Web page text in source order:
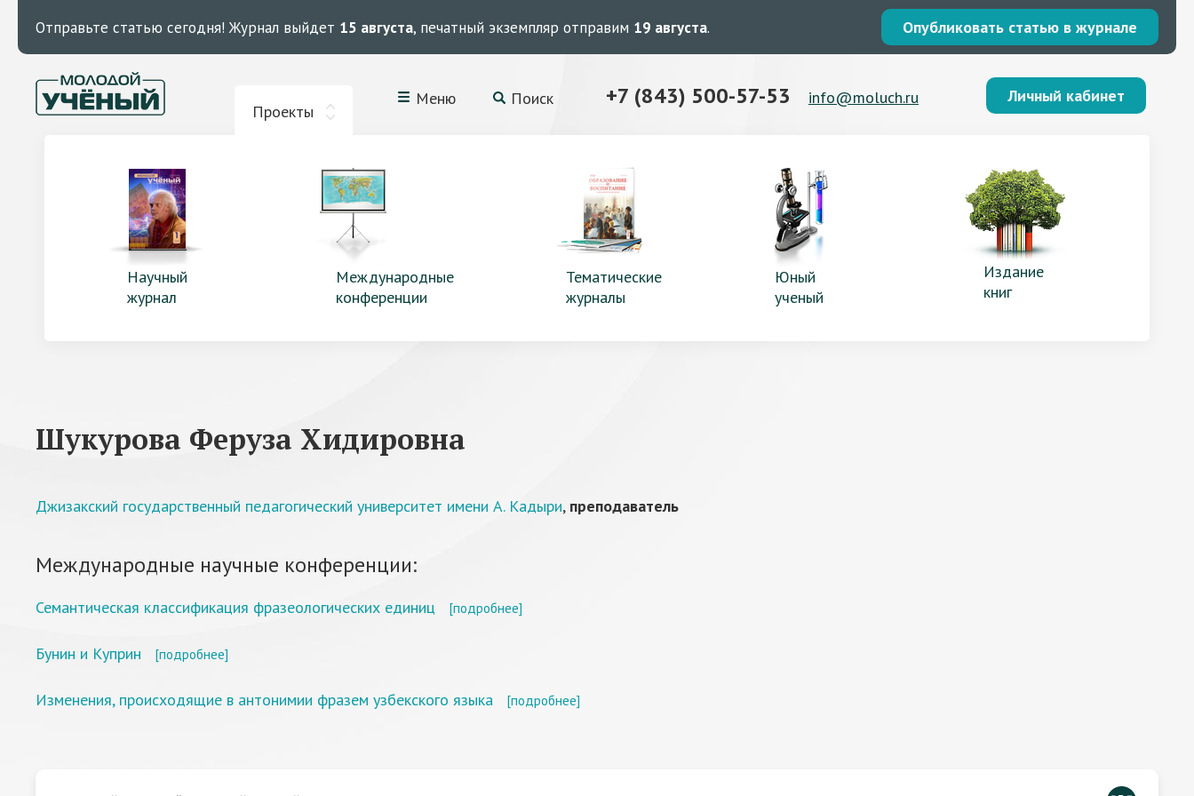
Отправьте статью сегодня! Журнал выйдет 15 августа, печатный экземпляр отправим 19 августа. Опубликовать статью в журнале
Проекты
Меню Поиск +7 (843) 500-57-53 info@moluch.ru Личный кабинет
Научный
журнал
Международные
конференции
Тематические
журналы
Юный
ученый
Издание
книг
Шукурова Феруза Хидировна
Джизакский государственный педагогический университет имени А. Кадыри, преподаватель
Международные научные конференции:
Семантическая классификация фразеологических единиц [подробнее]
Бунин и Куприн [подробнее]
Изменения, происходящие в антонимии фразем узбекского языка [подробнее]